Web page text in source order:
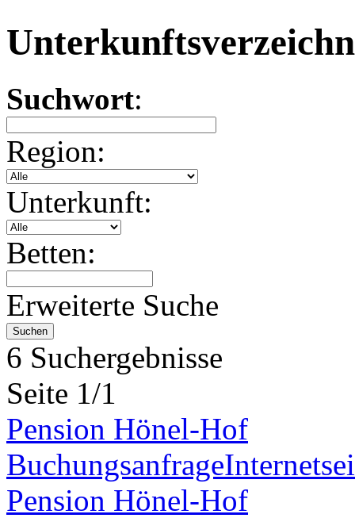
Suchwort:
Region:
Unterkunft:
Betten:
Erweiterte Suche
6 Suchergebnisse
Seite 1/1
Pension Hönel-Hof
Buchungsanfrage
Pension Hönel-Hof